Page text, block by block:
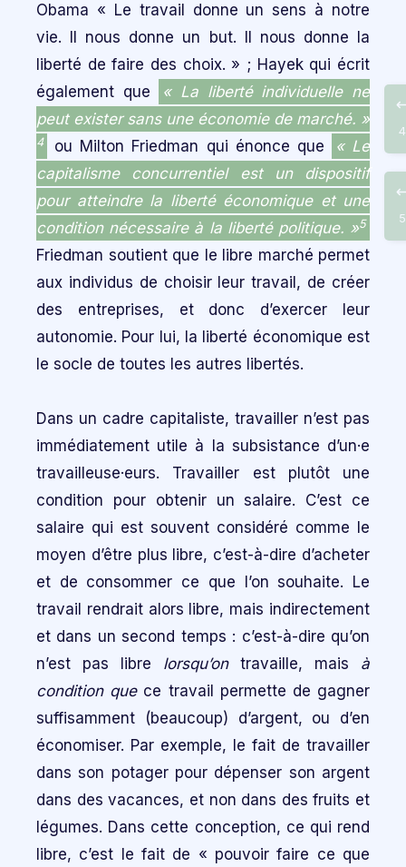
Obama « Le travail donne un sens à notre
vie. Il nous donne un but. Il nous donne la
liberté de faire des choix. » ; Hayek qui écrit
également que
« La liberté individuelle ne
peut exister sans une économie de marché. »
4 ou Milton Friedman qui énonce que
« Le
capitalisme concurrentiel est un dispositif
pour atteindre la liberté économique et une
condition nécessaire à la liberté politique. »5
Friedman soutient que le libre marché permet
aux individus de choisir leur travail, de créer
des entreprises, et donc d’exercer leur
autonomie. Pour lui, la liberté économique est
le socle de toutes les autres libertés.
Dans un cadre capitaliste, travailler n’est pas
immédiatement utile à la subsistance d’un·e
travailleuse·eurs. Travailler est plutôt une
condition pour obtenir un salaire. C’est ce
salaire qui est souvent considéré comme le
moyen d’être plus libre, c’est-à-dire d’acheter
et de consommer ce que l’on souhaite. Le
travail rendrait alors libre, mais indirectement
et dans un second temps : c’est-à-dire qu’on
n’est pas libre lorsqu’ontravaille, mais à
condition quece travail permette de gagner
suffisamment (beaucoup) d’argent, ou d’en
économiser. Par exemple, le fait de travailler
dans son potager pour dépenser son argent
dans des vacances, et non dans des fruits et
légumes. Dans cette conception, ce qui rend
libre, c’est le fait de « pouvoir faire ce que